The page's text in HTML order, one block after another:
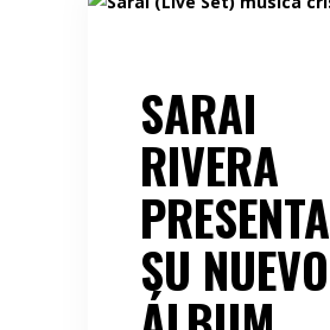
SARAI
RIVERA
PRESENTA
SU NUEVO